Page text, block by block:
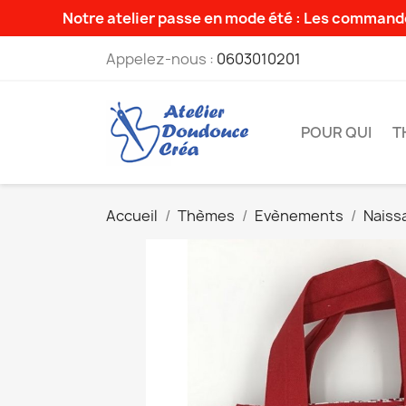
Notre atelier passe en mode été : Les
Appelez-nous : 0603010201
POUR QUI
Accueil Thèmes Evènements